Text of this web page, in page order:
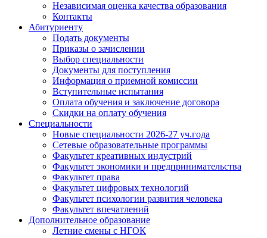
Независимая оценка качества образования
Контакты
Абитуриенту
Подать документы
Приказы о зачислении
Выбор специальности
Документы для поступления
Информация о приемной комиссии
Вступительные испытания
Оплата обучения и заключение договора
Cкидки на оплату обучения
Специальности
Новые специальности 2026-27 уч.года
Сетевые образовательные программы
Факультет креативных индустрий
Факультет экономики и предпринимательства
Факультет права
Факультет цифровых технологий
Факультет психологии развития человека
Факультет впечатлений
Дополнительное образование
Летние смены с НГОК